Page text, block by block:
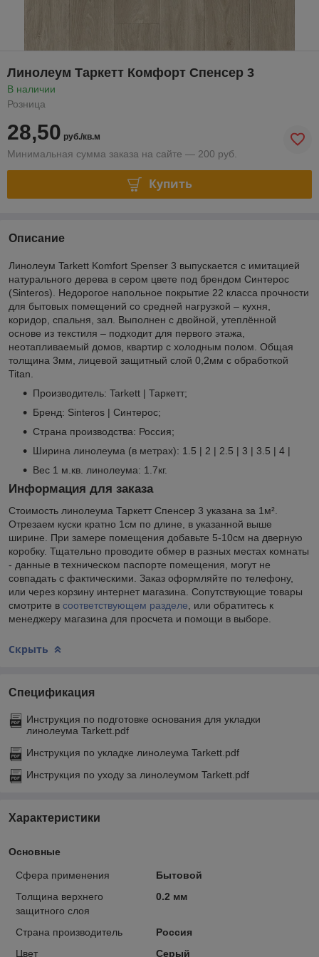
Линолеум Таркетт Комфорт Спенсер 3
В наличии
Розница
28,50 руб./кв.м
Минимальная сумма заказа на сайте — 200 руб.
Купить
Описание
Линолеум Tarkett Komfort Spenser 3 выпускается с имитацией
натурального дерева в сером цвете под брендом Синтерос
(Sinteros). Недорогое напольное покрытие 22 класса прочности
для бытовых помещений со средней нагрузкой – кухня,
коридор, спальня, зал. Выполнен с двойной, утеплённой
основе из текстиля – подходит для первого этажа,
неотапливаемый домов, квартир с холодным полом. Общая
толщина 3мм, лицевой защитный слой 0,2мм с обработкой
Titan.
Производитель: Tarkett | Таркетт;
Бренд: Sinteros | Синтерос;
Страна производства: Россия;
Ширина линолеума (в метрах): 1.5 | 2 | 2.5 | 3 | 3.5 | 4 |
Вес 1 м.кв. линолеума: 1.7кг.
Информация для заказа
Стоимость линолеума Таркетт Спенсер 3 указана за 1м².
Отрезаем куски кратно 1см по длине, в указанной выше
ширине. При замере помещения добавьте 5-10см на дверную
коробку. Тщательно проводите обмер в разных местах комнаты
- данные в техническом паспорте помещения, могут не
совпадать с фактическими. Заказ оформляйте по телефону,
или через корзину интернет магазина. Сопутствующие товары
смотрите в соответствующем разделе , или обратитесь к
менеджеру магазина для просчета и помощи в выборе.
Скрыть
Спецификация
Инструкция по подготовке основания для укладки
линолеума Tarkett.pdf
Инструкция по укладке линолеума Tarkett.pdf
Инструкция по уходу за линолеумом Tarkett.pdf
Характеристики
Основные
Сфера применения
Бытовой
Толщина верхнего
защитного слоя
0.2 мм
Страна производитель
Россия
Цвет
Серый